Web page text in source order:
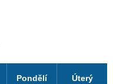
Pondělí Úterý